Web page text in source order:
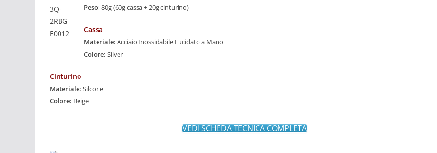
Peso: 80g (60g cassa + 20g cinturino)
Cassa
Materiale: Acciaio Inossidabile Lucidato a Mano
Colore: Silver
Cinturino
Materiale: Silcone
Colore: Beige
VEDI SCHEDA TECNICA COMPLETA